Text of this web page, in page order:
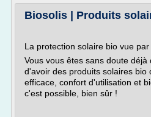
Biosolis | Produits
La protection solaire bio vue
Vous vous êtes sans doute
d'avoir des produits solaires bio
efficace, confort d'utilisation et
c'est possible, bien sûr !